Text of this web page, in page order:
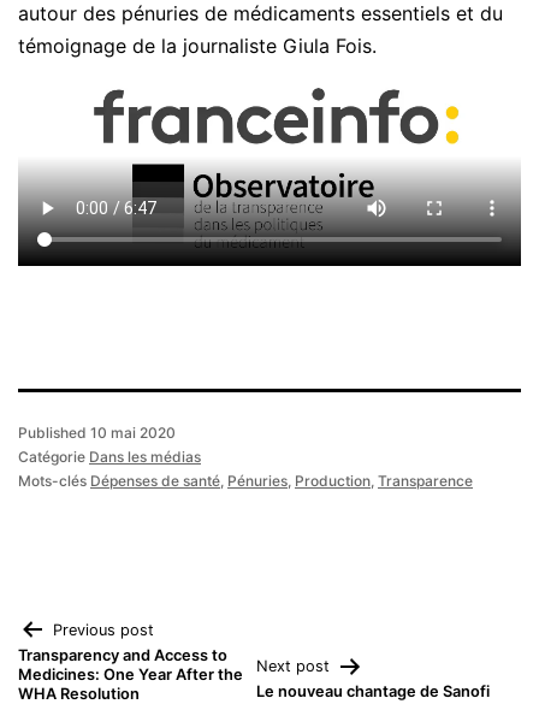
autour des pénuries de médicaments essentiels et du
témoignage de la journaliste Giula Fois.
Published 10 mai 2020
Catégorie Dans les médias
Mots-clés Dépenses de santé Pénuries Production Transparence
Navigation
Previous post
Transparency and Access to
Medicines: One Year After the
WHA Resolution
Next post
Le nouveau chantage de Sanofi